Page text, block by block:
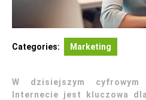
Categories: Marketing
W dzisiejszym
Internecie jest kluczowa